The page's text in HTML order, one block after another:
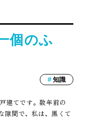
個のふ
知識
建てです。数年前の
隙間で、私は、黒くて